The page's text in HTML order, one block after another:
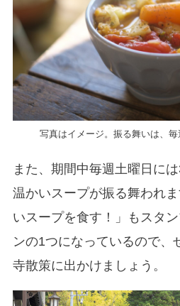
写真はイメージ。振る舞いは、
また、期間中毎週土曜日に
温かいスープが振る舞われ
いスープを食す！」もスタ
ンの1つになっているので、
寺散策に出かけましょう。